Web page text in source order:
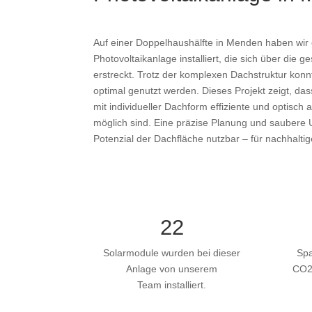
Auf einer Doppelhaushälfte in Menden haben
Photovoltaikanlage installiert, die sich über die
erstreckt. Trotz der komplexen Dachstruktur
optimal genutzt werden. Dieses Projekt zeigt,
mit individueller Dachform effiziente und optisch
möglich sind. Eine präzise Planung und saubere
Potenzial der Dachfläche nutzbar – für
22
Solarmodule wurden bei dieser
Anlage von unserem
Team installiert.